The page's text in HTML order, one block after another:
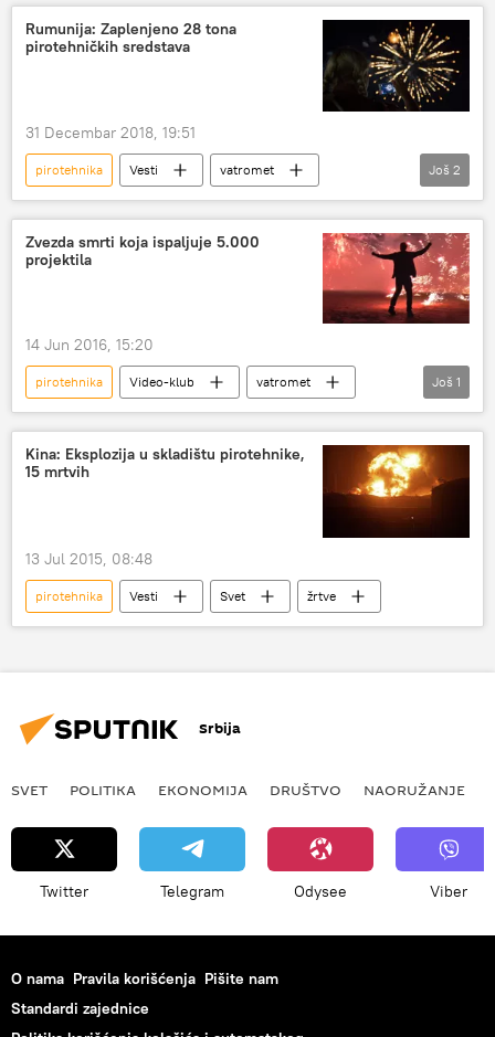
Rumunija: Zaplenjeno 28 tona
pirotehničkih sredstava
31 Decembar 2018, 19:51
pirotehnika Vesti
vatromet
Rumunija
Društvo
Još 2
Zvezda smrti koja ispaljuje 5.000
projektila
14 Jun 2016, 15:20
pirotehnika Video-klub
vatromet
zvezda smrti
Još 1
Kina: Eksplozija u skladištu pirotehnike,
15 mrtvih
13 Jul 2015, 08:48
pirotehnika Vesti Svet žrtve
Srbija
SVET POLITIKA EKONOMIJA DRUŠTVO NAORUŽANJE
Twitter Telegram Odysee Viber
O nama Pravila korišćenja Pišite nam
Standardi zajednice